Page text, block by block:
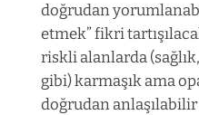
doğrudan
etmek” fikri
riskli alanlarda
gibi) karmaşık ama
doğrudan